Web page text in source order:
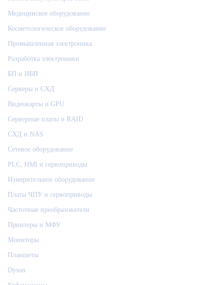
Медицинское оборудование
Косметологическое оборудование
Промышленная электроника
Разработка электроники
БП и ИБП
Серверы и СХД
Видеокарты и GPU
Серверные платы и RAID
СХД и NAS
Сетевое оборудование
PLC, HMI и сервоприводы
Измерительное оборудование
Платы ЧПУ и сервоприводы
Частотные преобразователи
Принтеры и МФУ
Мониторы
Планшеты
Dyson